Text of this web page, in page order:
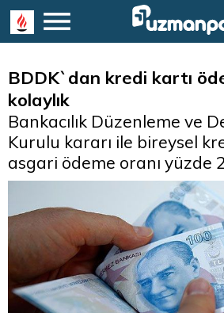
BDDK`dan kredi kartı
kolaylık
Bankacılık Düzenleme ve
Kurulu kararı ile bireysel
asgari ödeme oranı yüzde